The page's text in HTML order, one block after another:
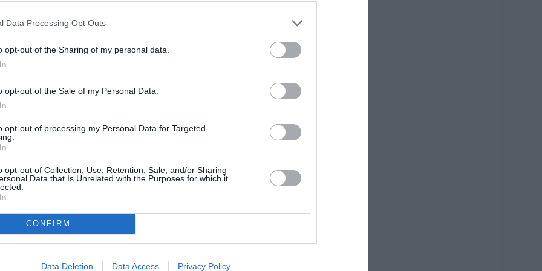
Data Processing Opt Outs
opt-out of the Sharing of my personal data.
opt-out of the Sale of my Personal Data.
opt-out of processing my Personal Data for Targeted
opt-out of Collection, Use, Retention, Sale, and/or Sharing
Data that Is Unrelated with the Purposes for which it
CONFIRM
Data Deletion Data Access Privacy Policy
Μεσσηνίας αναφέρεται ότι υπήρξε θετική
από την Κρήτη, κάτι που, όπως
η Πολιτεία θα ανταποκριθεί στην ανάγκη της
και πυκνά δρομολόγια.
της Κρήτης, που αποτελούνταν από τους
επιχειρηματίες και πράκτορες ταξιδιωτικών
στην Πελοπόννησο στο πλαίσιο της διαπεριφερειακής
επιπλέον δυνατότητες εμπλουτισμού του συνολικού
στο μέλλον για την προώθησή του στις αγορές του
ΜΕΣΣΗΝΙΑΣ
ΔΗΜΗΤΡΗΣ ΚΑΡΑΛΗΣ